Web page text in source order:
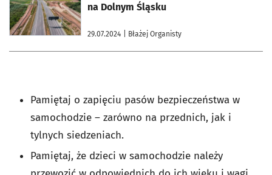
na Dolnym Śląsku
29.07.2024 | Błażej Organisty
Pamiętaj o zapięciu pasów bezpieczeństwa w
samochodzie – zarówno na przednich, jak i
tylnych siedzeniach.
Pamiętaj, że dzieci w samochodzie należy